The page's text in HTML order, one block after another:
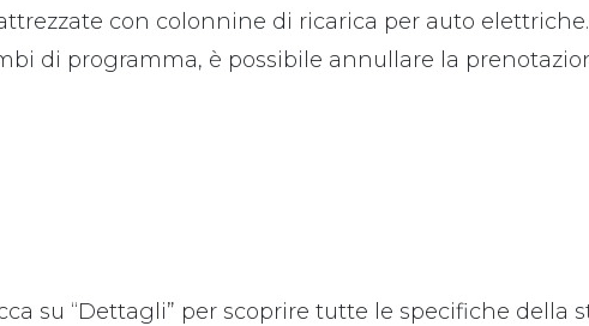
con colonnine di ricarica per auto elettriche.
di programma, è possibile annullare la
su “Dettagli” per scoprire tutte le specifiche della